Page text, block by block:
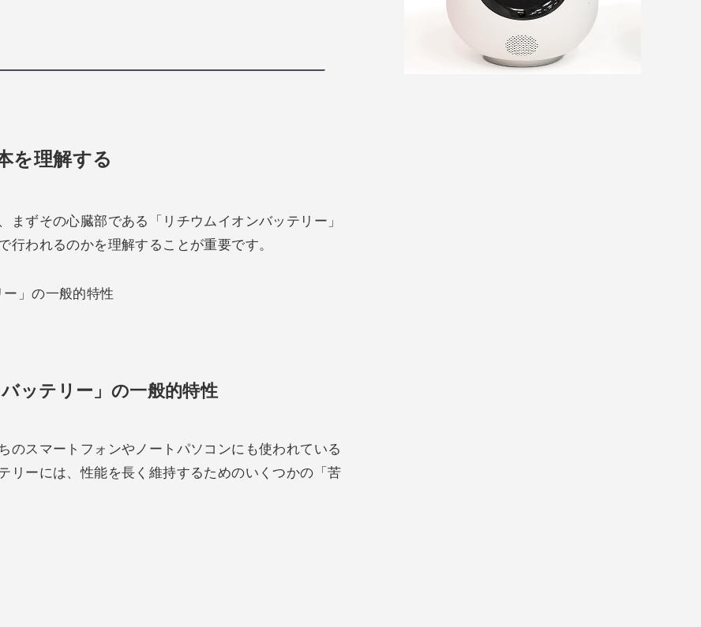
を理解する
ずその心臓部である「リチウムイオンバッテリー」
われるのかを理解することが重要です。
」の一般的特性
ッテリー」の一般的特性
のスマートフォンやノートパソコンにも使われている
リーには、性能を長く維持するためのいくつかの「苦